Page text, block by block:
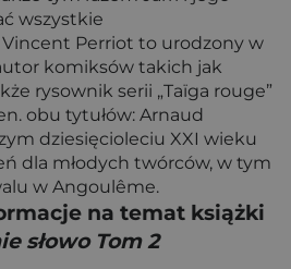
wszystkie
Perriot to urodzony w
komiksów takich jak
rysownik serii „Taïga rouge”
obu tytułów: Arnaud
dziesięcioleciu XXI wieku
dla młodych twórców, w tym
w Angoulême.
na temat książki
słowo Tom 2